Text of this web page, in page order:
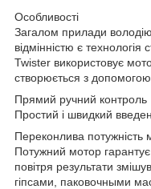
Особливості
Загалом прилади
відмінністю є
Twister використовує
створюється з допомогою
Прямий ручний контроль
Простий і швидкий
Переконлива потужність
Потужний мотор
повітря результати
гіпсами, паковочными